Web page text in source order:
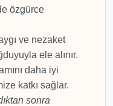
özgürce
ve nezaket
ele alınır.
daha iyi
katkı sağlar.
sonra